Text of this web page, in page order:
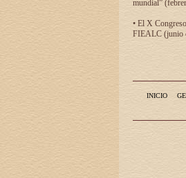
mundial”
• El X
FIEALC (junio
INICIO